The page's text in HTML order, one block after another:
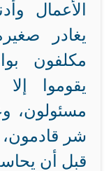
الأعمال
يغادر
مكلفون
يقوموا
مسئولون،
شر
قبل أن